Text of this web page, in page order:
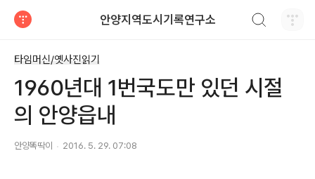
안양지역도시기록연구소
타임머신/옛사진읽기
1960년대 1번국도만 있던 시절
의 안양읍내
안양똑딱이 2016. 5. 29. 07:08